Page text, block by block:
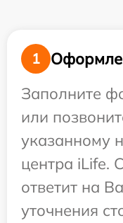
1
Заполните
или
указанному
центра iLife.
ответит на
уточнения